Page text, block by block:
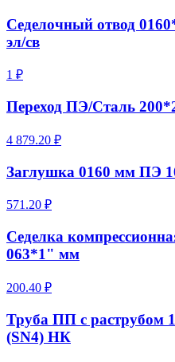
Седелочный отвод
эл/св
1 ₽
Переход ПЭ/Сталь
4 879.20 ₽
Заглушка 0160 мм ПЭ
571.20 ₽
Седелка
063*1" мм
200.40 ₽
Труба ПП с раструбом
(SN4) НК